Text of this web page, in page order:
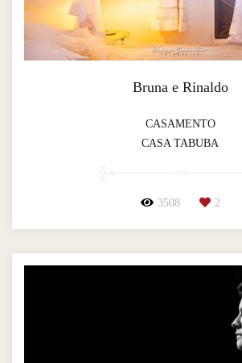
Bruna e Rinaldo
CASAMENTO
CASA TABUBA
3508 2